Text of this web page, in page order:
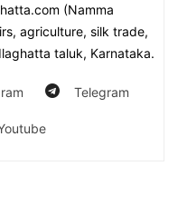
(Namma
agriculture, silk trade,
taluk, Karnataka.
Telegram